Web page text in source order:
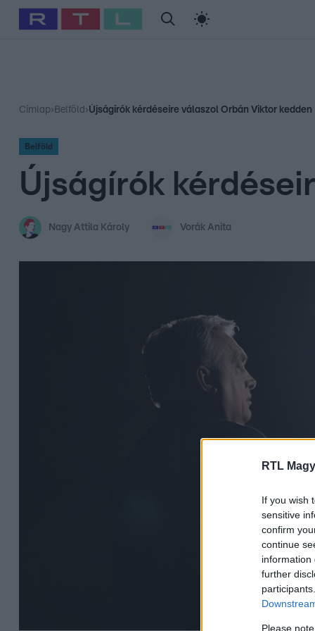
RTL
If you wish
sensitive
confirm
continue
information
further
Please
Babits Marcella Szellő István Most Wanted
Címlap› Belföld ›Újságírók kérdéseire válaszol Orbán Viktor kedden
Belföld
Újságírók
Nagy Attila Károly Vorák Anita